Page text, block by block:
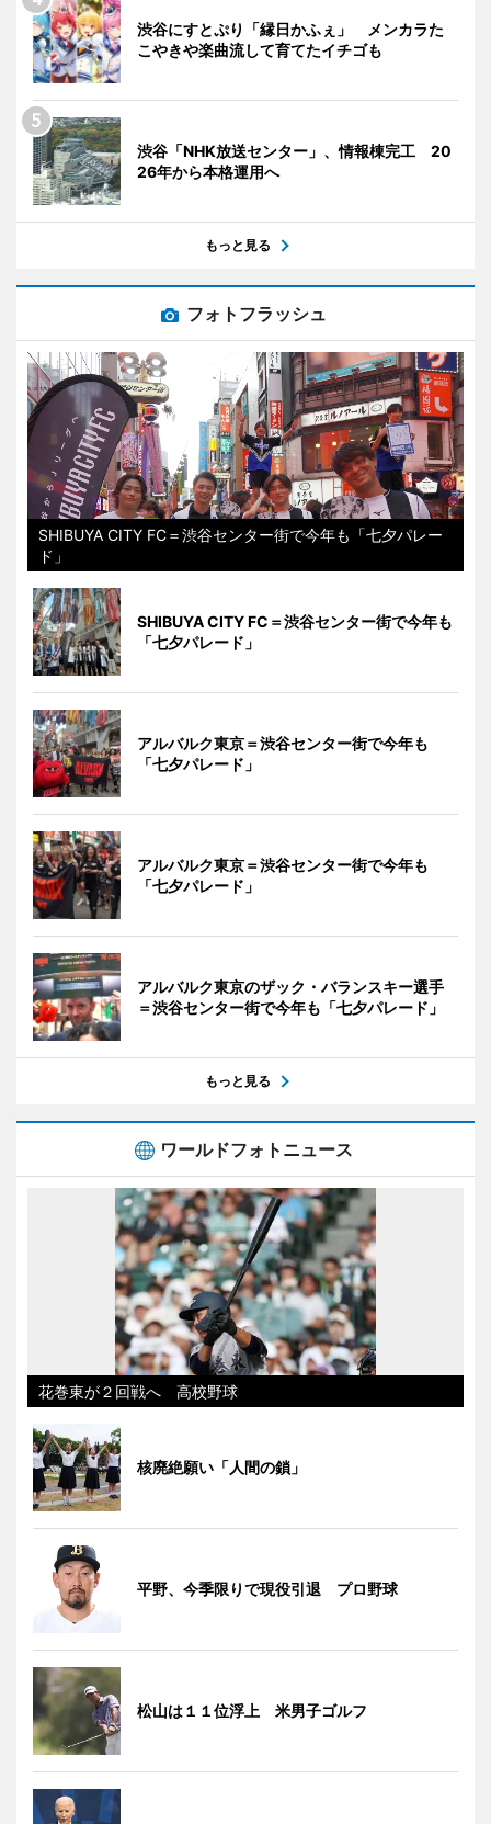
渋谷にすとぷり「縁日かふぇ」 メンカラた
こやきや楽曲流して育てたイチゴも
渋谷「NHK放送センター」、情報棟完工 20
26年から本格運用へ
もっと見る
フォトフラッシュ
SHIBUYA CITY FC＝渋谷センター街で今年も「七夕パレー
ド」
SHIBUYA CITY FC＝渋谷センター街で今年も
「七夕パレード」
アルバルク東京＝渋谷センター街で今年も
「七夕パレード」
アルバルク東京＝渋谷センター街で今年も
「七夕パレード」
アルバルク東京のザック・バランスキー選手
＝渋谷センター街で今年も「七夕パレード」
もっと見る
ワールドフォトニュース
花巻東が２回戦へ 高校野球
核廃絶願い「人間の鎖」
平野、今季限りで現役引退 プロ野球
松山は１１位浮上 米男子ゴルフ